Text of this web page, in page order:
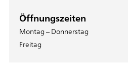
Öffnungszeiten
Montag – Donnerstag
Freitag